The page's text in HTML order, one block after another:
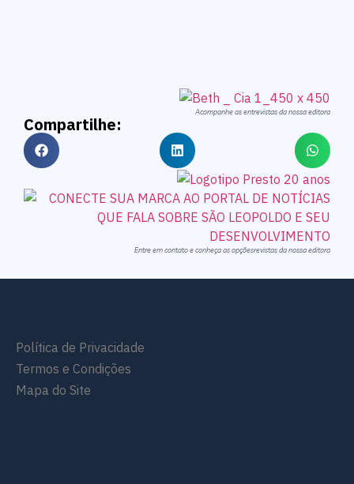
Acompanhe as entrevistas da nossa editora
Compartilhe:
Entre em contato e conheça as opçõesrevistas da nossa editora
Política de Privacidade
Termos e Condições
Mapa do Site